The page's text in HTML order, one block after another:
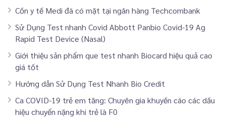
Cồn y tế Medi đã có mặt tại ngân hàng Techcombank
Sử Dụng Test nhanh Covid Abbott Panbio Covid-19 Ag
Rapid Test Device (Nasal)
Giới thiệu sản phẩm que test nhanh Biocard hiệu quả cao
giá tốt
Hướng dẫn Sử Dụng Test Nhanh Bio Credit
Ca COVID-19 trẻ em tăng: Chuyên gia khuyến cáo các dấu
hiệu chuyển nặng khi trẻ là F0